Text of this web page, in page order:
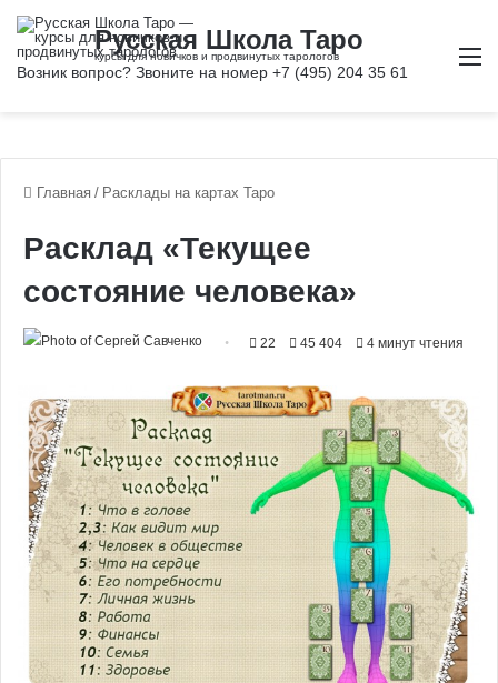
Главная / Расклады на картах Таро
Расклад «Текущее
состояние человека»
22 45 404 4 минут чтения